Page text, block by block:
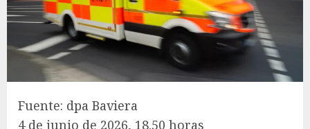
Fuente: dpa Baviera
4 de junio de 2026, 18.50 horas